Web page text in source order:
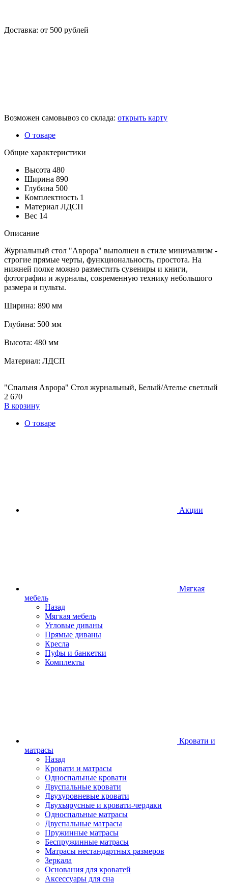
Доставка: от 500 рублей
Возможен самовывоз со склада: открыть карту
О товаре
Общие характеристики
Высота 480
Ширина 890
Глубина 500
Комплектность 1
Материал ЛДСП
Вес 14
Описание
Журнальный стол "Аврора" выполнен в стиле минимализм -
строгие прямые черты, функциональность, простота. На
нижней полке можно разместить сувениры и книги,
фотографии и журналы, современную технику небольшого
размера и пульты.
Ширина: 890 мм
Глубина: 500 мм
Высота: 480 мм
Материал: ЛДСП
"Спальня Аврора" Стол журнальный, Белый/Ателье светлый
2 670
В корзину
О товаре
Акции
Мягкая
мебель
Назад
Мягкая мебель
Угловые диваны
Прямые диваны
Кресла
Пуфы и банкетки
Комплекты
Кровати и
матрасы
Назад
Кровати и матрасы
Односпальные кровати
Двуспальные кровати
Двухуровневые кровати
Двухъярусные и кровати-чердаки
Односпальные матрасы
Двуспальные матрасы
Пружинные матрасы
Беспружинные матрасы
Матрасы нестандартных размеров
Зеркала
Основания для кроватей
Аксессуары для сна